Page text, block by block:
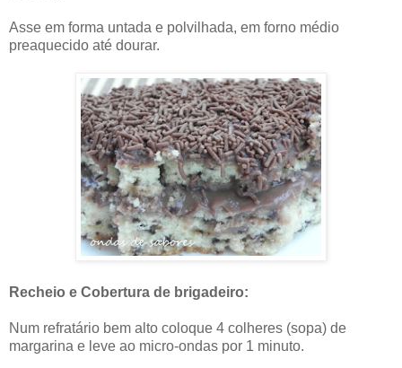
Asse em forma untada e polvilhada, em forno médio
preaquecido até dourar.
Recheio e Cobertura de brigadeiro:
Num refratário bem alto coloque 4 colheres (sopa) de
margarina e leve ao micro-ondas por 1 minuto.